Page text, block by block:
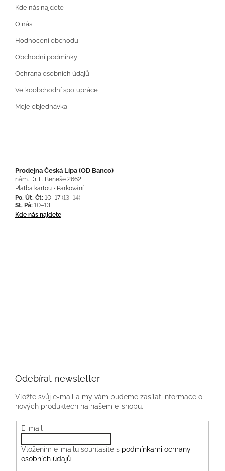
Kde nás najdete
O nás
Hodnocení obchodu
Obchodní podmínky
Ochrana osobních údajů
Velkoobchodní spolupráce
Moje objednávka
Prodejna Česká Lípa (OD Banco)
nám. Dr. E. Beneše 2662
Platba kartou • Parkování
Po, Út, Čt: 10–17 (13–14)
St, Pá: 10–13
Kde nás najdete
Odebírat newsletter
Vložte svůj e-mail a my vám budeme zasílat informace o
nových produktech na našem e-shopu.
E-mail
Vložením e-mailu souhlasíte s podmínkami ochrany
osobních údajů